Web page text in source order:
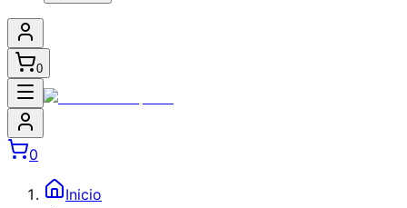
0
0
Inicio